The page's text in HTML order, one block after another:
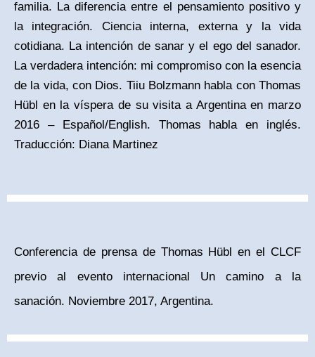
familia. La diferencia entre el pensamiento positivo y
la integración. Ciencia interna, externa y la vida
cotidiana. La intención de sanar y el ego del sanador.
La verdadera intención: mi compromiso con la esencia
de la vida, con Dios. Tiiu Bolzmann habla con Thomas
Hübl en la víspera de su visita a Argentina en marzo
2016 – Español/English. Thomas habla en inglés.
Traducción: Diana Martinez
Conferencia de prensa de Thomas Hübl en el CLCF
previo al evento internacional Un camino a la
sanación. Noviembre 2017, Argentina.